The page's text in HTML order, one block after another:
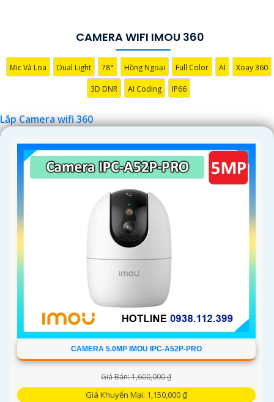
và an ninh tối ưu với Camera wifi 360 hình ảnh sắc nét của
chúng tôi ngay hôm nay!"
CAMERA WIFI IMOU 360
Mic Và Loa Dual Light 78° Hồng Ngoại Full Color AI Xoay 360
3D DNR AI Coding IP66
Lắp Camera wifi 360
CAMERA 5.0MP IMOU IPC-A52P-PRO
Giá Bán: 1,600,000 ₫
Giá Khuyến Mại: 1,150,000 ₫